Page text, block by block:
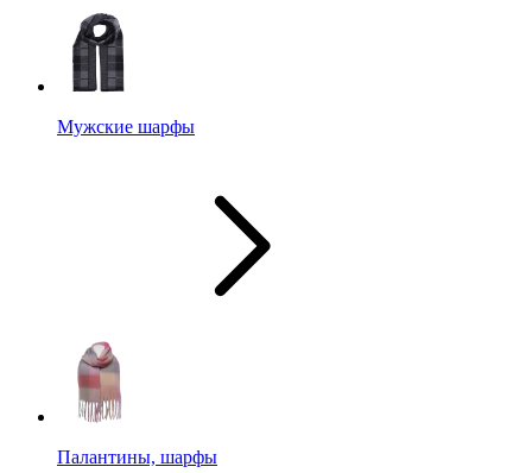
Мужские шарфы
Палантины, шарфы